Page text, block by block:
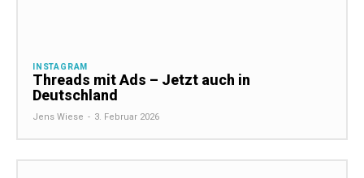
INSTAGRAM
Threads mit Ads – Jetzt auch in
Deutschland
Jens Wiese - 3. Februar 2026